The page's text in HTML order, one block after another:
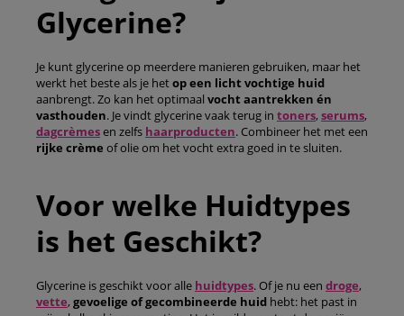
Glycerine?
Je kunt glycerine op meerdere manieren gebruiken, maar het
werkt het beste als je hetop een licht vochtige huid
aanbrengt. Zo kan het optimaal vocht aantrekken én
vasthouden. Je vindt glycerine vaak terug in toners, serums,
dagcrèmesen zelfs haarproducten. Combineer het met een
rijke crème of olie om het vocht extra goed in te sluiten.
Voor welke Huidtypes
is het Geschikt?
Glycerine is geschikt voor alle huidtypes. Of je nu een droge,
vette, gevoelige of gecombineerde huid hebt: het past in